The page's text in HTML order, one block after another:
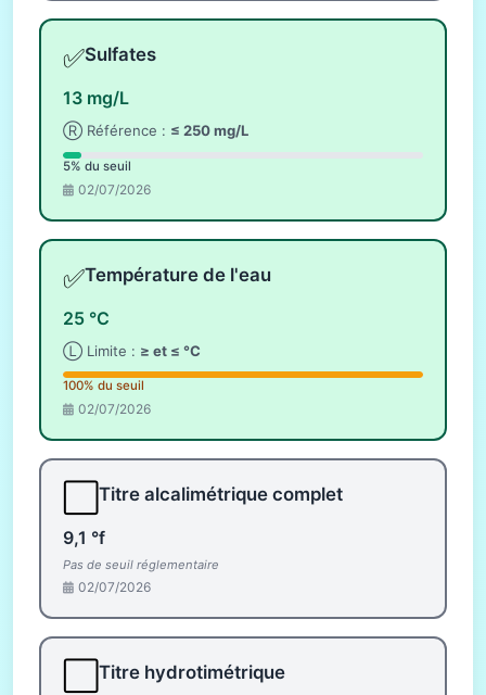
✅Sulfates
13 mg/L
Ⓡ Référence : ≤ 250 mg/L
5% du seuil
02/07/2026
✅Température de l'eau
25 °C
Ⓛ Limite : ≥ et ≤ °C
100% du seuil
02/07/2026
Titre alcalimétrique complet
9,1 °f
Pas de seuil réglementaire
02/07/2026
Titre hydrotimétrique